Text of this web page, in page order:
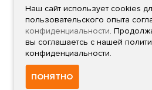
Наш сайт использует cookies
пользовательского опыта
конфиденциальности.
вы соглашаетсь с нашей
конфиденциальности.
ПОНЯТНО